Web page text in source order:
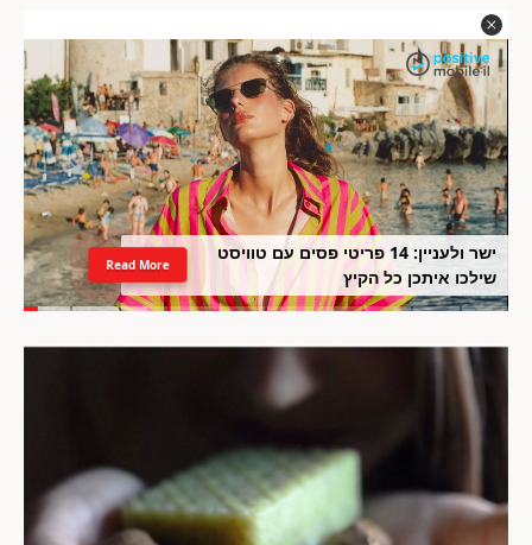
ישר ולעניין: 14 פריטי פסים עם טוויסט
שילכו איתכן כל הקיץ
Read More